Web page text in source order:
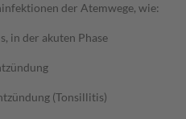
der Atemwege, wie:
in der akuten Phase
(Tonsillitis)